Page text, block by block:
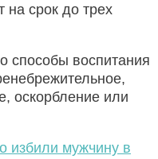
на срок до трех
способы воспитания
оскорбление или
избили мужчину в